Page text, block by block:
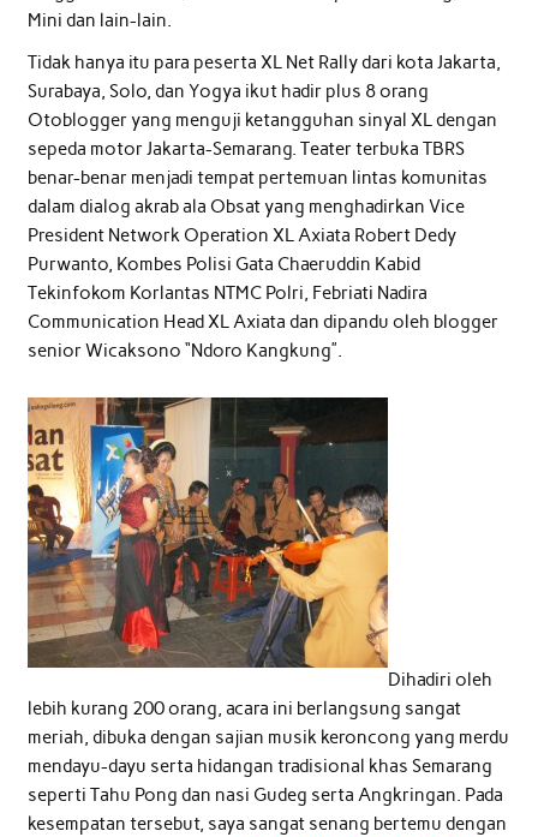
Mini dan lain-lain.
Tidak hanya itu para peserta XL Net Rally dari kota Jakarta,
Surabaya, Solo, dan Yogya ikut hadir plus 8 orang
Otoblogger yang menguji ketangguhan sinyal XL dengan
sepeda motor Jakarta-Semarang. Teater terbuka TBRS
benar-benar menjadi tempat pertemuan lintas komunitas
dalam dialog akrab ala Obsat yang menghadirkan Vice
President Network Operation XL Axiata Robert Dedy
Purwanto, Kombes Polisi Gata Chaeruddin Kabid
Tekinfokom Korlantas NTMC Polri, Febriati Nadira
Communication Head XL Axiata dan dipandu oleh blogger
senior Wicaksono “Ndoro Kangkung”.
Dihadiri oleh
lebih kurang 200 orang, acara ini berlangsung sangat
meriah, dibuka dengan sajian musik keroncong yang merdu
mendayu-dayu serta hidangan tradisional khas Semarang
seperti Tahu Pong dan nasi Gudeg serta Angkringan. Pada
kesempatan tersebut, saya sangat senang bertemu dengan